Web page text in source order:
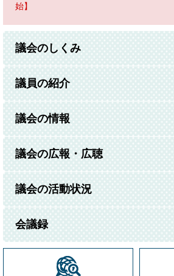
始】
議会のしくみ
議員の紹介
議会の情報
議会の広報・広聴
議会の活動状況
会議録